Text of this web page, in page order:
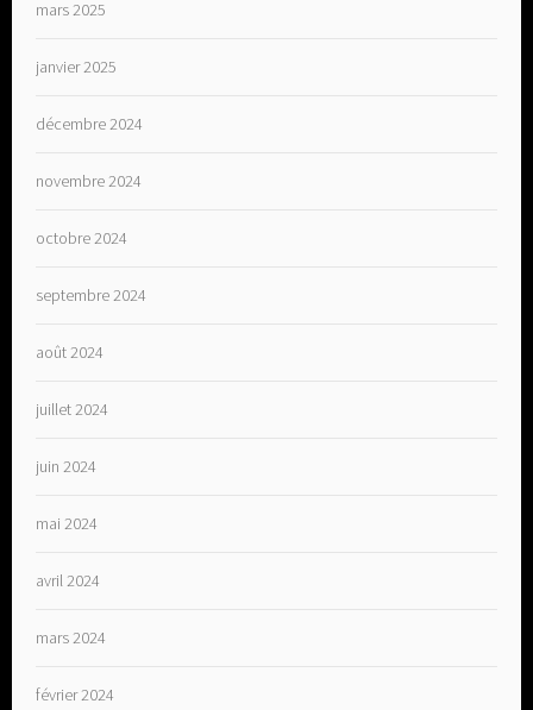
mars 2025
janvier 2025
décembre 2024
novembre 2024
octobre 2024
septembre 2024
août 2024
juillet 2024
juin 2024
mai 2024
avril 2024
mars 2024
février 2024